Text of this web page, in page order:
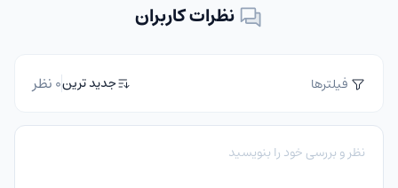
نظرات کاربران
فیلترها جدید ترین0 نظر